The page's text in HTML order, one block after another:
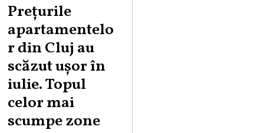
Prețurile
apartamentelo
r din Cluj au
scăzut ușor în
iulie. Topul
celor mai
scumpe zone